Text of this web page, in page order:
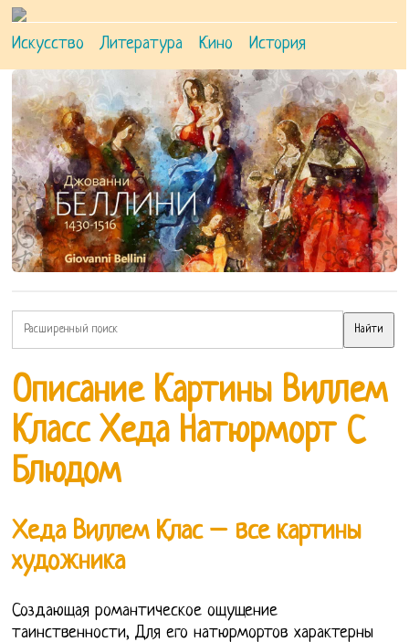
Искусство Литература Кино История
Описание Картины Виллем
Класс Хеда Натюрморт С
Блюдом
Хеда Виллем Клас – все картины
художника
Создающая романтическое ощущение
таинственности, Для его натюрмортов характерны